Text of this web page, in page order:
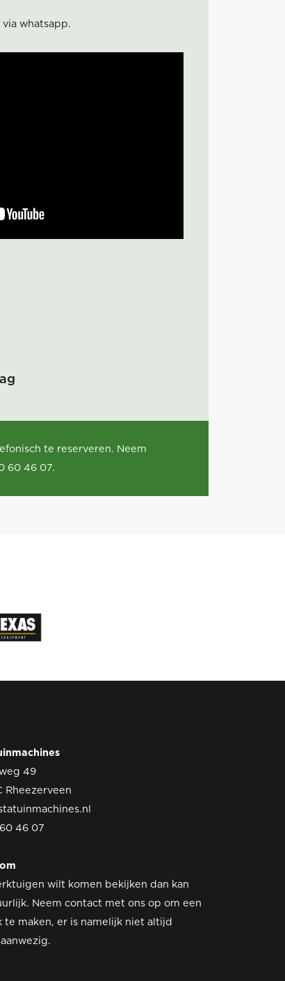
whatsapp.
te reserveren. Neem
60 46 07.
49
Rheezerveen
46 07
wilt komen bekijken dan kan
Neem contact met ons op om een
te maken, er is namelijk niet altijd